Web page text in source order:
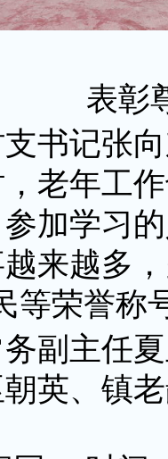
表彰尊
记张向
老年工
加学习
来越多
等荣誉称
主任夏
英、镇